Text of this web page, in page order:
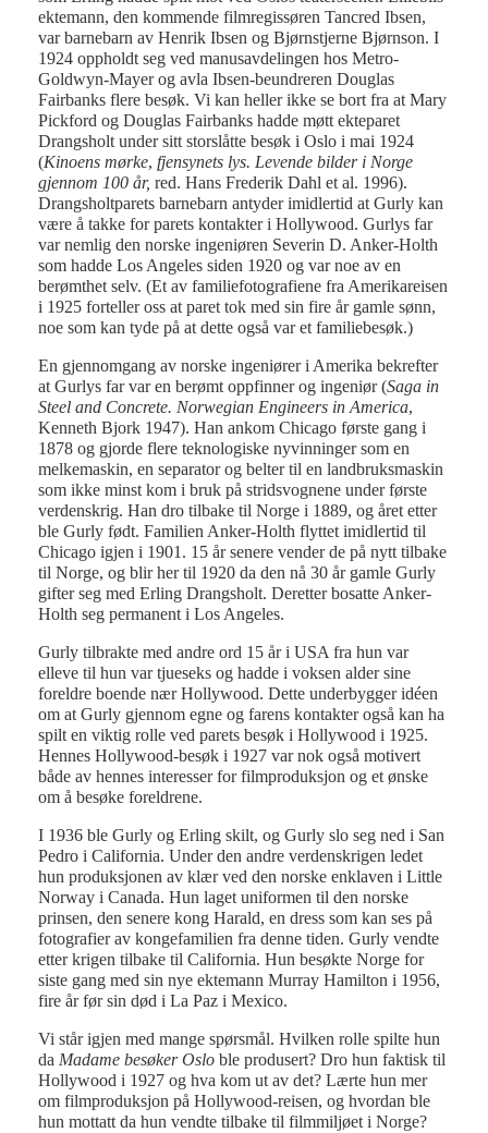
ektemann, den kommende filmregissøren Tancred Ibsen,
var barnebarn av Henrik Ibsen og Bjørnstjerne Bjørnson. I
1924 oppholdt seg ved manusavdelingen hos Metro-
Goldwyn-Mayer og avla Ibsen-beundreren Douglas
Fairbanks flere besøk. Vi kan heller ikke se bort fra at Mary
Pickford og Douglas Fairbanks hadde møtt ekteparet
Drangsholt under sitt storslåtte besøk i Oslo i mai 1924
(Kinoens mørke, fjensynets lys. Levende bilder i Norge
gjennom 100 år, red. Hans Frederik Dahl et al. 1996).
Drangsholtparets barnebarn antyder imidlertid at Gurly kan
være å takke for parets kontakter i Hollywood. Gurlys far
var nemlig den norske ingeniøren Severin D. Anker-Holth
som hadde Los Angeles siden 1920 og var noe av en
berømthet selv. (Et av familiefotografiene fra Amerikareisen
i 1925 forteller oss at paret tok med sin fire år gamle sønn,
noe som kan tyde på at dette også var et familiebesøk.)
En gjennomgang av norske ingeniører i Amerika bekrefter
at Gurlys far var en berømt oppfinner og ingeniør (Saga in
Steel and Concrete. Norwegian Engineers in America,
Kenneth Bjork 1947). Han ankom Chicago første gang i
1878 og gjorde flere teknologiske nyvinninger som en
melkemaskin, en separator og belter til en landbruksmaskin
som ikke minst kom i bruk på stridsvognene under første
verdenskrig. Han dro tilbake til Norge i 1889, og året etter
ble Gurly født. Familien Anker-Holth flyttet imidlertid til
Chicago igjen i 1901. 15 år senere vender de på nytt tilbake
til Norge, og blir her til 1920 da den nå 30 år gamle Gurly
gifter seg med Erling Drangsholt. Deretter bosatte Anker-
Holth seg permanent i Los Angeles.
Gurly tilbrakte med andre ord 15 år i USA fra hun var
elleve til hun var tjueseks og hadde i voksen alder sine
foreldre boende nær Hollywood. Dette underbygger idéen
om at Gurly gjennom egne og farens kontakter også kan ha
spilt en viktig rolle ved parets besøk i Hollywood i 1925.
Hennes Hollywood-besøk i 1927 var nok også motivert
både av hennes interesser for filmproduksjon og et ønske
om å besøke foreldrene.
I 1936 ble Gurly og Erling skilt, og Gurly slo seg ned i San
Pedro i California. Under den andre verdenskrigen ledet
hun produksjonen av klær ved den norske enklaven i Little
Norway i Canada. Hun laget uniformen til den norske
prinsen, den senere kong Harald, en dress som kan ses på
fotografier av kongefamilien fra denne tiden. Gurly vendte
etter krigen tilbake til California. Hun besøkte Norge for
siste gang med sin nye ektemann Murray Hamilton i 1956,
fire år før sin død i La Paz i Mexico.
Vi står igjen med mange spørsmål. Hvilken rolle spilte hun
da Madame besøker Oslo ble produsert? Dro hun faktisk til
Hollywood i 1927 og hva kom ut av det? Lærte hun mer
om filmproduksjon på Hollywood-reisen, og hvordan ble
hun mottatt da hun vendte tilbake til filmmiljøet i Norge?